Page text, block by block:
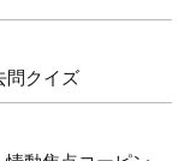
問クイズ